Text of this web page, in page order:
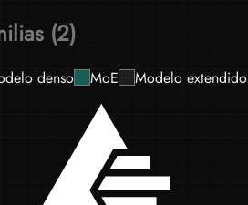
(2)
denso MoE Modelo extendido